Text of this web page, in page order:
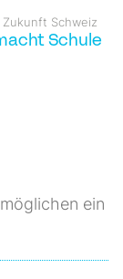
Zukunft Schweiz
Schule
ein